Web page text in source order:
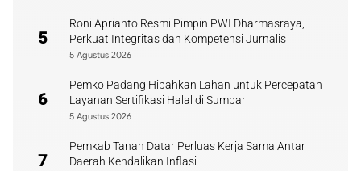
5
Roni Aprianto Resmi Pimpin PWI Dharmasraya,
Perkuat Integritas dan Kompetensi Jurnalis
5 Agustus 2026
6
Pemko Padang Hibahkan Lahan untuk Percepatan
Layanan Sertifikasi Halal di Sumbar
5 Agustus 2026
7
Pemkab Tanah Datar Perluas Kerja Sama Antar
Daerah Kendalikan Inflasi